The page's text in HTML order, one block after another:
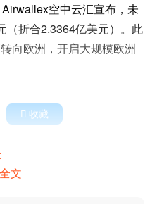
空中云汇宣布，未
（折合2.3364亿美元）。此
向欧洲，开启大规模欧洲
 收藏
文